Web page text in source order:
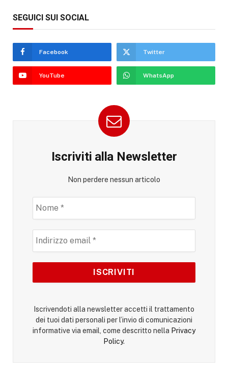
SEGUICI SUI SOCIAL
Facebook Twitter
YouTube WhatsApp
Iscriviti alla Newsletter
Non perdere nessun articolo
Iscrivendoti alla newsletter accetti il trattamento
dei tuoi dati personali per l’invio di comunicazioni
informative via email, come descritto nella Privacy
Policy.